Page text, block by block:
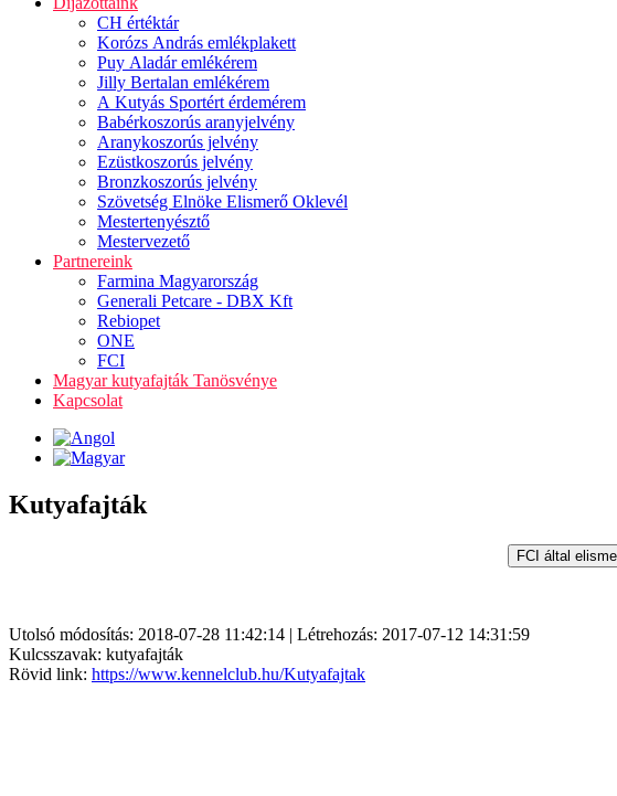
CH értéktár
Korózs András emlékplakett
Puy Aladár emlékérem
Jilly Bertalan emlékérem
A Kutyás Sportért érdemérem
Babérkoszorús aranyjelvény
Aranykoszorús jelvény
Ezüstkoszorús jelvény
Bronzkoszorús jelvény
Szövetség Elnöke Elismerő Oklevél
Mestertenyésztő
Mestervezető
Partnereink
Farmina Magyarország
Generali Petcare - DBX Kft
Rebiopet
ONE
FCI
Magyar kutyafajták Tanösvénye
Kapcsolat
Kutyafajták
Utolsó módosítás: 2018-07-28 11:42:14 | Létrehozás: 2017-07-12 14:31:59
Kulcsszavak: kutyafajták
Rövid link: https://www.kennelclub.hu/Kutyafajtak